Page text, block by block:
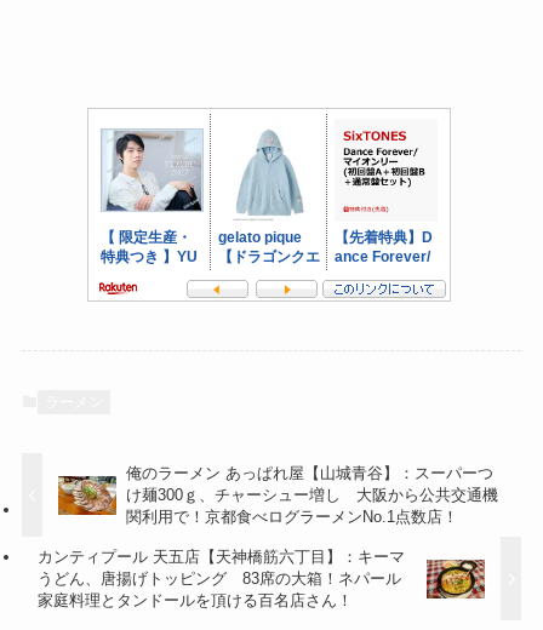
俺のラーメン あっぱれ屋【山城青谷】：スーパーつ
け麺300ｇ、チャーシュー増し 大阪から公共交通機
関利用で！京都食べログラーメンNo.1点数店！
カンティプール 天五店【天神橋筋六丁目】：キーマ
うどん、唐揚げトッピング 83席の大箱！ネパール
家庭料理とタンドールを頂ける百名店さん！